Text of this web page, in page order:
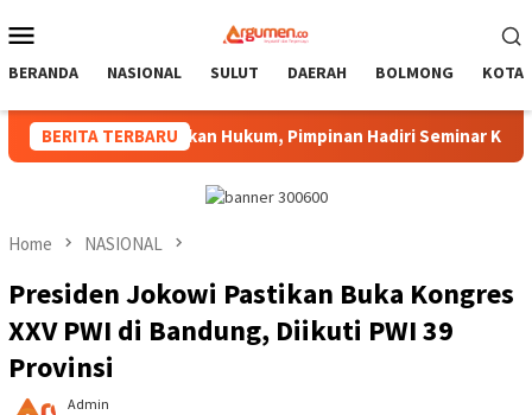
to
Menu
BERANDA NASIONAL SULUT DAERAH BOLMONG
BERITA TERBARU
Penegakan Hukum, Pimpinan Hadiri Seminar Kejari
Home NASIONAL
Presiden Jokowi Pastikan Buka Kongres
XXV PWI di Bandung, Diikuti PWI 39
Provinsi
Admin